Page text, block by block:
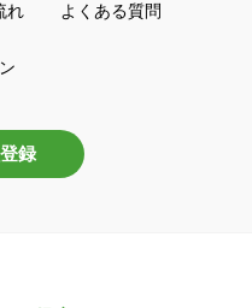
れ よくある質問
録